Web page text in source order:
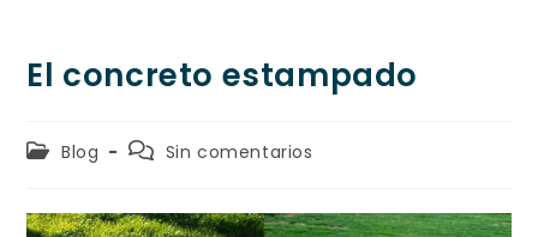
El concreto estampado
Blog Sin comentarios